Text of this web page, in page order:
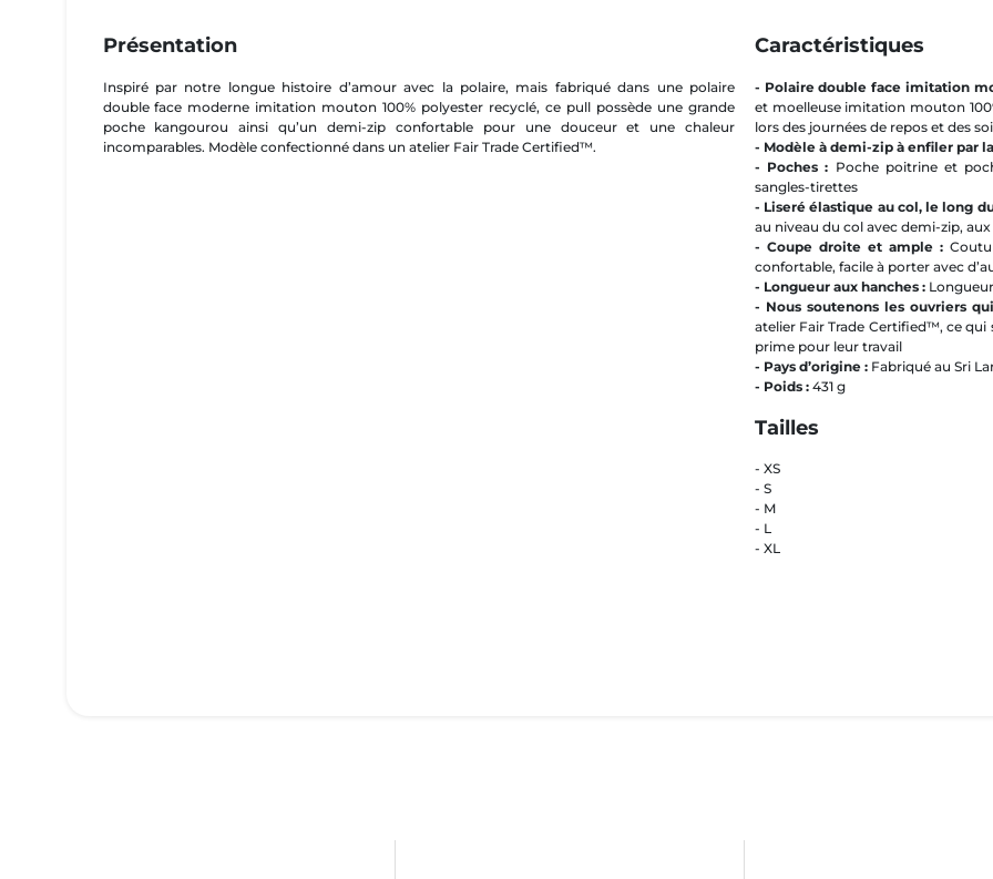
Présentation
Inspiré par notre longue histoire d’amour avec la polaire, mais fabriqué dans une polaire
double face moderne imitation mouton 100% polyester recyclé, ce pull possède une grande
poche kangourou ainsi qu’un demi-zip confortable pour une douceur et une chaleur
incomparables. Modèle confectionné dans un atelier Fair Trade Certified™.
Caractéristiques
- Polaire double face imitation
et moelleuse imitation mouton
lors des journées de repos et des
- Modèle à demi-zip à enfiler par
- Poches : Poche poitrine et
sangles-tirettes
- Liseré élastique au col, le long
au niveau du col avec demi-zip,
- Coupe droite et ample :
confortable, facile à porter avec
- Longueur aux hanches :
- Nous soutenons les ouvriers
atelier Fair Trade Certified™, ce
prime pour leur travail
- Pays d’origine : Fabriqué au Sri
- Poids : 431 g
Tailles
- XS
- S
- M
- L
- XL